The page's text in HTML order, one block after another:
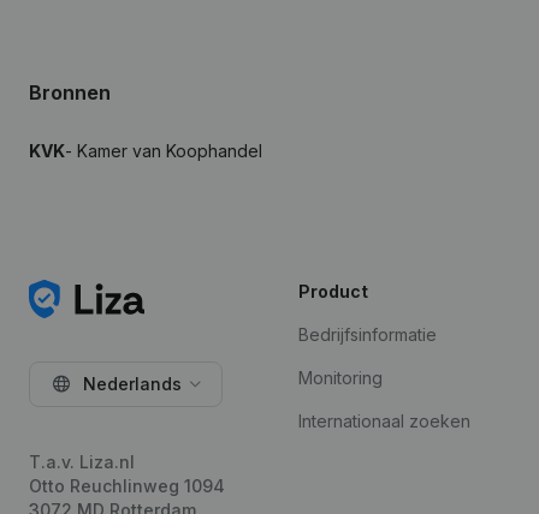
Bronnen
KVK- Kamer van Koophandel
Nederlands
T.a.v. Liza.nl
Otto Reuchlinweg 1094
3072 MD Rotterdam
Product
Bedrijfsinformatie
Monitoring
Internationaal zoeken